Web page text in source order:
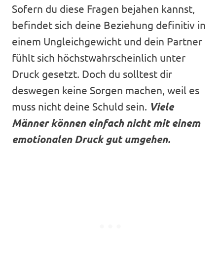
Sofern du diese Fragen bejahen kannst,
befindet sich deine Beziehung definitiv in
einem Ungleichgewicht und dein Partner
fühlt sich höchstwahrscheinlich unter
Druck gesetzt. Doch du solltest dir
deswegen keine Sorgen machen, weil es
muss nicht deine Schuld sein. Viele
Männer können einfach nicht mit einem
emotionalen Druck gut umgehen.